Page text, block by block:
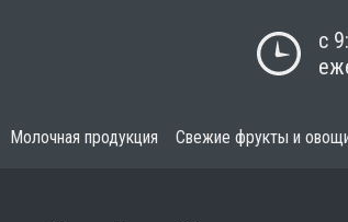
с
Молочная продукция Свежие фрукты и